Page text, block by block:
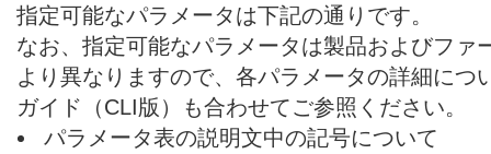
指定可能なパラメータは下記の通りです。
なお、指定可能なパラメータは製品およびファ
より異なりますので、各パラメータの詳細につ
ガイド（CLI版）も合わせてご参照ください。
パラメータ表の説明文中の記号について